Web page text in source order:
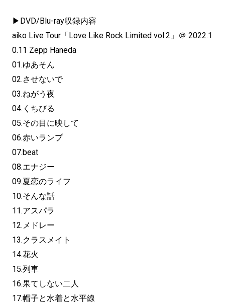
▶DVD/Blu-ray収録内容
aiko Live Tour「Love Like Rock Limited vol.2」＠ 2022.1
0.11 Zepp Haneda
01.ゆあそん
02.させないで
03.ねがう夜
04.くちびる
05.その目に映して
06.赤いランプ
07.beat
08.エナジー
09.夏恋のライフ
10.そんな話
11.アスパラ
12.メドレー
13.クラスメイト
14.花火
15.列車
16.果てしない二人
17.帽子と水着と水平線